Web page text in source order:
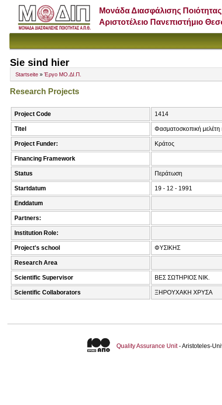
Μονάδα Διασφάλισης Ποιότητας
Αριστοτέλειο Πανεπιστήμιο
Sie sind hier
Startseite » Έργο ΜΟ.ΔΙ.Π.
Research Projects
Project Code 1414
Titel Φασματοσκοπική μελέτη
Project Funder: Κράτος
Financing Framework
Status Περάτωση
Startdatum 19 - 12 - 1991
Enddatum
Partners:
Institution Role:
Project's school ΦΥΣΙΚΗΣ
Research Area
Scientific Supervisor ΒΕΣ ΣΩΤΗΡΙΟΣ ΝΙΚ.
Scientific Collaborators ΞΗΡΟΥΧΑΚΗ ΧΡΥΣΑ
Quality Assurance Unit- Aristoteles-